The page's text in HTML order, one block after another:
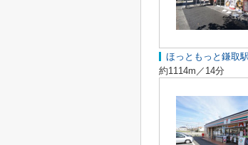
ほっともっと鎌取
約1114m／14分